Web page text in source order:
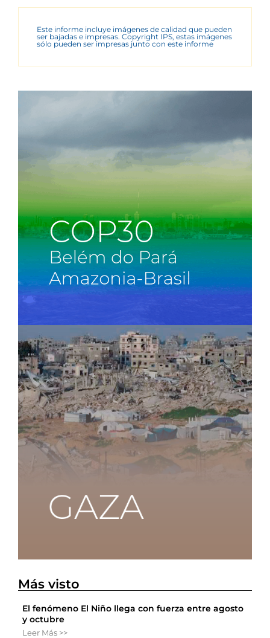
Este informe incluye imágenes de calidad que pueden
ser bajadas e impresas. Copyright IPS, estas imágenes
sólo pueden ser impresas junto con este informe
Más visto
El fenómeno El Niño llega con fuerza entre agosto
y octubre
Leer Más >>